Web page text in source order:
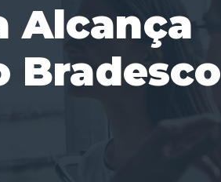
Alcança
Bradesco